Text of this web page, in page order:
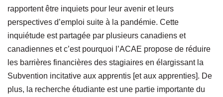
rapportent être inquiets pour leur avenir et leurs
perspectives d’emploi suite à la pandémie. Cette
inquiétude est partagée par plusieurs canadiens et
canadiennes et c’est pourquoi l’ACAE propose de réduire
les barrières financières des stagiaires en élargissant la
Subvention incitative aux apprentis [et aux apprenties]. De
plus, la recherche étudiante est une partie importante du